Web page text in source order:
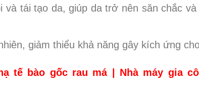
và tái tạo da, giúp da trở nên săn chắc
giảm thiểu khả năng gây kích ứng
tế bào gốc rau má | Nhà máy gia